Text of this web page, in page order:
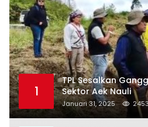
1
TPL Sesalkan
Sektor Aek Nauli
Januari 31, 2025